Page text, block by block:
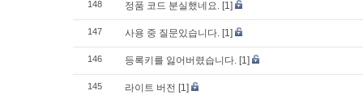
148 정품 코드 분실했네요. [1]
147 사용 중 질문있습니다. [1]
146 등록키를 잃어버렸습니다. [1]
145 라이트 버전 [1]